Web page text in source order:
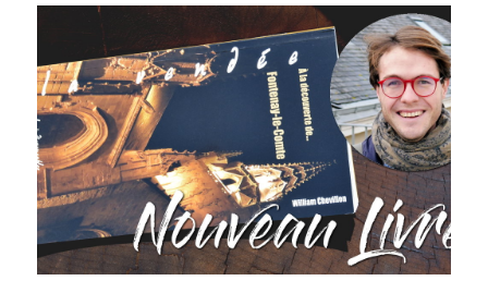
repas d'été repas de
salade de lentilles vertes
taboulé
taboulé et lentilles
vertes